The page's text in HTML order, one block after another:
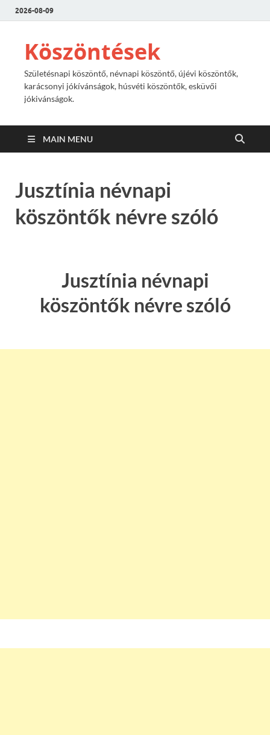
2026-08-09
Köszöntések
Születésnapi köszöntő, névnapi köszöntő, újévi köszöntők,
karácsonyi jókívánságok, húsvéti köszöntők, esküvői
jókivánságok.
MAIN MENU
Jusztínia névnapi
köszöntők névre szóló
Jusztínia névnapi
köszöntők névre szóló